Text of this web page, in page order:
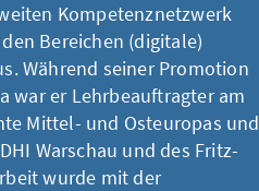
Kompetenznetzwerk
Bereichen (digitale)
Während seiner Promotion
war er Lehrbeauftragter am
Mittel- und Osteuropas und
Warschau und des Fritz-
wurde mit der